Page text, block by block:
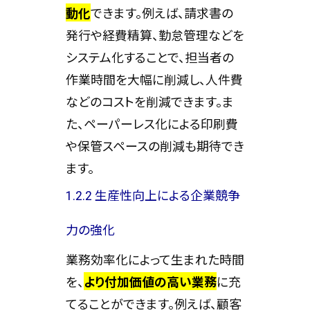
動化できます。例えば、請求書の
発行や経費精算、勤怠管理などを
システム化することで、担当者の
作業時間を大幅に削減し、人件費
などのコストを削減できます。ま
た、ペーパーレス化による印刷費
や保管スペースの削減も期待でき
ます。
1.2.2 生産性向上による企業競争
力の強化
業務効率化によって生まれた時間
を、 より付加価値の高い業務に充
てることができます。例えば、顧客